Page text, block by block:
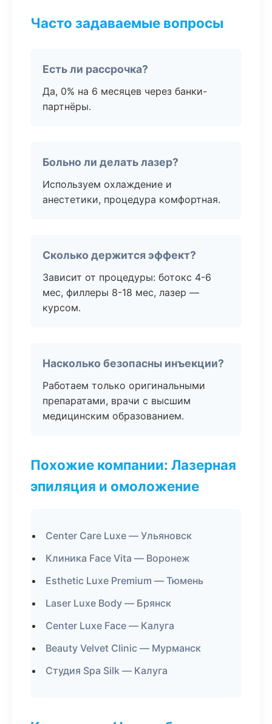
Часто задаваемые вопросы
Есть ли рассрочка?
Да, 0% на 6 месяцев через банки-
партнёры.
Больно ли делать лазер?
Используем охлаждение и
анестетики, процедура комфортная.
Сколько держится эффект?
Зависит от процедуры: ботокс 4-6
мес, филлеры 8-18 мес, лазер —
курсом.
Насколько безопасны инъекции?
Работаем только оригинальными
препаратами, врачи с высшим
медицинским образованием.
Похожие компании: Лазерная
эпиляция и омоложение
Center Care Luxe — Ульяновск
Клиника Face Vita — Воронеж
Esthetic Luxe Premium — Тюмень
Laser Luxe Body — Брянск
Center Luxe Face — Калуга
Beauty Velvet Clinic — Мурманск
Студия Spa Silk — Калуга